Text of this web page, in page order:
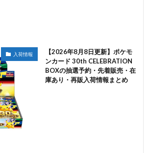
入荷情報
【2026年8月8日更新】ポケモ
ンカード 30th CELEBRATION
BOXの抽選予約・先着販売・在
庫あり・再販入荷情報まとめ